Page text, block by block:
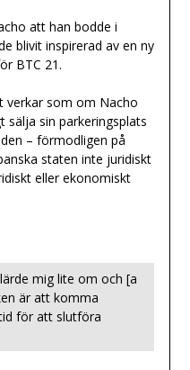
att han bodde i
blivit inspirerad av en ny
BTC 21.
verkar som om Nacho
sin parkeringsplats
– förmodligen på
staten inte juridiskt
eller ekonomiskt
mig lite om och [a
är att komma
för att slutföra